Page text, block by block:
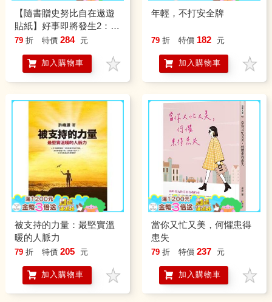
【隨書贈史努比自在遨遊
貼紙】好事即將發生2：史
努比Snoopy陪你發現獨一
79 折 特價 284 元
加入購物車
年輕，不打安全牌
79 折 特價 182 元
加入購物車
被支持的力量：最堅實溫
暖的人脈力
79 折 特價 205 元
加入購物車
當你又忙又美，何懼患得
患失
79 折 特價 237 元
加入購物車